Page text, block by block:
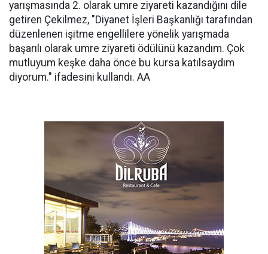
yarışmasında 2. olarak umre ziyareti kazandığını dile
getiren Çekilmez, "Diyanet İşleri Başkanlığı tarafından
düzenlenen işitme engellilere yönelik yarışmada
başarılı olarak umre ziyareti ödülünü kazandım. Çok
mutluyum keşke daha önce bu kursa katılsaydım
diyorum." ifadesini kullandı. AA